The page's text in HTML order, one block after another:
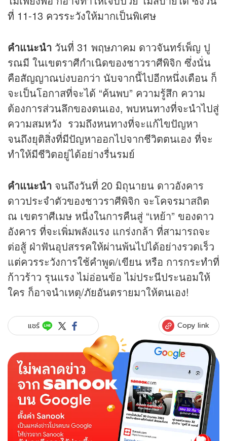
ที่ 11-13 ควรระวังให้มากเป็นพิเศษ
คำแนะนำ วันที่ 31 พฤษภาคม ดาวจันทร์เพ็ญ ปู
รณมี ในเขตราศีกำเนิดของชาวราศีพิจิก ซึ่งนั่น
คือสัญญาณบ่งบอกว่า นับจากนี้ไปอีกหนึ่งเดือน ก็
จะเป็นโอกาสที่จะได้ “ค้นพบ” ความรู้สึก ความ
ต้องการส่วนลึกของตนเอง, พบหนทางที่จะนำไปสู่
ความสมหวัง รวมถึงหนทางที่จะแก้ไขปัญหา
จนถึงยุติสิ่งที่มีปัญหาออกไปจากชีวิตตนเอง ที่จะ
ทำให้มีชีวิตอยู่ได้อย่างรื่นรมย์
คำแนะนำ จนถึงวันที่ 20 มิถุนายน ดาวอังคาร
ดาวประจำตัวของชาวราศีพิจิก จะโคจรมาสถิต
ณ เขตราศีเมษ หนี่งในการคืนสู่ “เหย้า” ของดาว
อังคาร ที่จะเพิ่มพลังแรง แกร่งกล้า ที่สามารถจะ
ต่อสู้ ฝ่าฟันอุปสรรคให้ผ่านพ้นไปได้อย่างรวดเร็ว
แต่ควรระวังการใช้คำพูด/เขียน หรือ การกระทำที่
ก้าวร้าว รุนแรง ไม่อ่อนข้อ ไม่ประนีประนอมให้
ใคร ก็อาจนำเหตุ/ภัยอันตรายมาให้ตนเอง!
แชร์ Copy link